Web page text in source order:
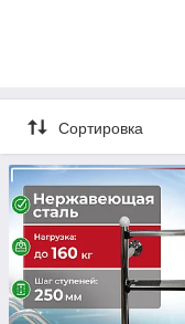
Сортировка